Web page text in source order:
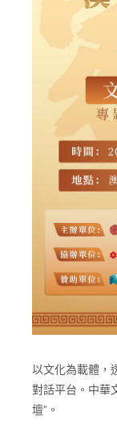
以文化為載體，
對話平台。中華
壇”。